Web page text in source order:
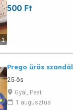
1
500 Ft
Prego űrös szandál
25-ös
Gyál, Pest
1 augusztus